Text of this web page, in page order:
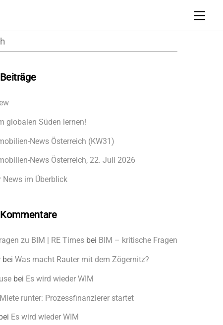
globalen Süden lernen!
News Österreich (KW31)
News Österreich, 22. Juli 2026
News im Überblick
zu BIM | RE Timesbei BIM – kritische Fragen
bei Was macht Rauter mit dem Zögernitz?
bei Es wird wieder WIM
Miete runter: Prozessfinanzierer startet
bei Es wird wieder WIM